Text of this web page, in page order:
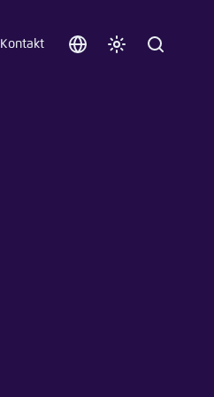
SpracheFarbschema
Suche
Kontakt